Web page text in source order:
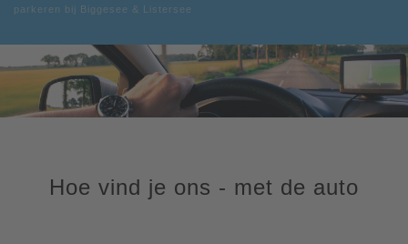
parkeren bij Biggesee & Listersee
Hoe vind je ons - met de auto